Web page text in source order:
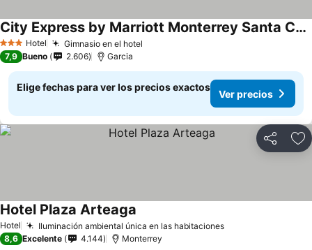
3 Estrellas
Hotel Gimnasio en el hotel
City Express by Marriott Monterrey Santa Catarina
Ver precios
7,9 Bueno 2.606 Garcia
Elige fechas para ver los precios exactos
Ver precios
Compartir
Hotel Iluminación ambiental única en las habitacionesVer precios
Hotel Plaza Arteaga
8,6 Excelente 4.144 Monterrey